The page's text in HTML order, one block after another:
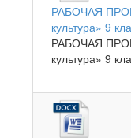
РАБОЧАЯ
культура» 9
РАБОЧАЯ
культура» 9